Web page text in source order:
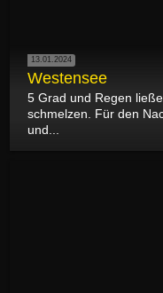
13.01.2024
Westensee
5 Grad und Regen
schmelzen. Für den
und...